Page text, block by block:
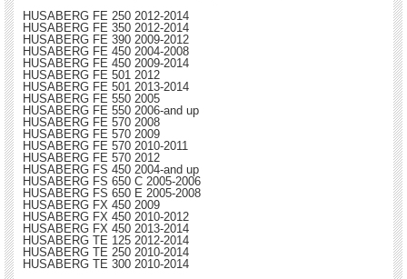
HUSABERG FE 250 2012-2014
HUSABERG FE 350 2012-2014
HUSABERG FE 390 2009-2012
HUSABERG FE 450 2004-2008
HUSABERG FE 450 2009-2014
HUSABERG FE 501 2012
HUSABERG FE 501 2013-2014
HUSABERG FE 550 2005
HUSABERG FE 550 2006-and up
HUSABERG FE 570 2008
HUSABERG FE 570 2009
HUSABERG FE 570 2010-2011
HUSABERG FE 570 2012
HUSABERG FS 450 2004-and up
HUSABERG FS 650 C 2005-2006
HUSABERG FS 650 E 2005-2008
HUSABERG FX 450 2009
HUSABERG FX 450 2010-2012
HUSABERG FX 450 2013-2014
HUSABERG TE 125 2012-2014
HUSABERG TE 250 2010-2014
HUSABERG TE 300 2010-2014